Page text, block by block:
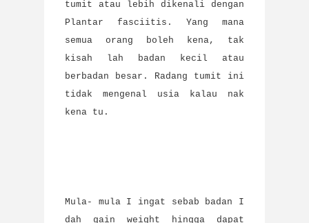
tumit atau lebih dikenali dengan
Plantar fasciitis. Yang mana
semua orang boleh kena, tak
kisah lah badan kecil atau
berbadan besar. Radang tumit ini
tidak mengenal usia kalau nak
kena tu.
Mula- mula I ingat sebab badan I
dah gain weight hingga dapat